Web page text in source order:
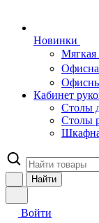
Новинки
Мягкая
Кабинет
Столы
Столы
Найти
Войти